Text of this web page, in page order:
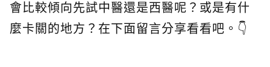
會比較傾向先試中醫還是西醫呢？或是有什
麼卡關的地方？在下面留言分享看看吧。👇